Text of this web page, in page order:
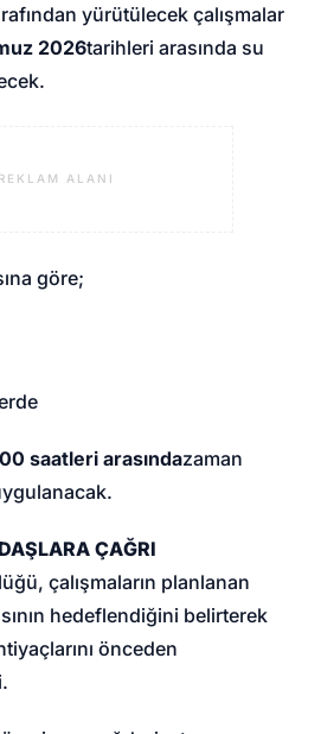
yürütülecek çalışmalar
2026tarihleri arasında su
REKLAM ALANI
göre;
saatleri arasındazaman
ÇAĞRI
çalışmaların planlanan
hedeflendiğini belirterek
önceden